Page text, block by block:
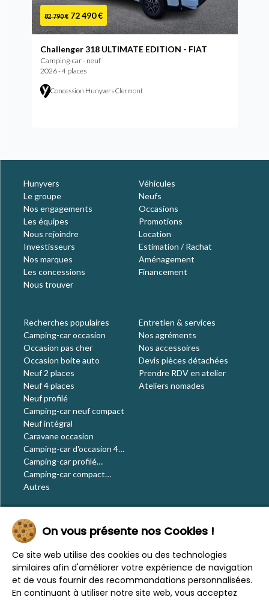
82 790 € 72 490 €
Challenger 318 ULTIMATE EDITION - FIAT
Camping-car - neuf
2026 - 4 places
Concession Hunyvers Clermont
Hunyvers
Le groupe
Nos engagements
Les équipes
Nous rejoindre
Investisseurs
Nos marques
Les concessions
Nous trouver
Véhicules
Neufs
Occasions
Promotions
Location
Estimation / Rachat
Aménagement
Financement
Recherches populaires
Camping-car occasion
Occasion pas cher
Occasion boite auto
Neuf 2 places
Neuf 4 places
Neuf profilé
Camping-car neuf compact
Neuf intégral
Caravane occasion
Camping-car d'occasion 4
places
Camping-car profilé
occasion
Camping-car compact
occasion
Autres
Entretien & services
Nos agréments
Nos accessoires
Devis pièces détachées
Prendre RDV en atelier
Ateliers nomades
Le blog
Actualités
Évènements
Nos conseils
Vos voyages
CaraMaps
On vous présente nos Cookies !
Ce site web utilise des cookies ou des technologies
similaires afin d'améliorer votre expérience de navigation
et de vous fournir des recommandations personnalisées.
En continuant à utiliser notre site web, vous acceptez